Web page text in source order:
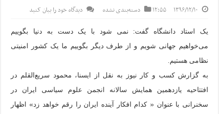
۱۳۹۶/۱۲/۱۰ ۱۲:۵۵ دسته‌بندی نشده دیدگاه خود را بیان کنید
یک استاد دانشگاه گفت: نمی شود با یک دست به دنیا بگوییم
می‌خواهیم جهانی شویم و از طرف دیگر بگوییم ما یک کشور امنیتی
نظامی هستیم.
به گزارش کسب و کار نیوز به نقل از ایسنا، محمود سریع‌القلم در
افتتاحیه یازدهمین همایش سالانه انجمن علوم سیاسی ایران در
سخنرانی با عنوان « کدام افکار آینده ایران را رقم خواهد زد» اظهار